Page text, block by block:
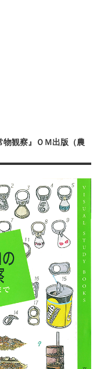
観察』ＯＭ出版（農